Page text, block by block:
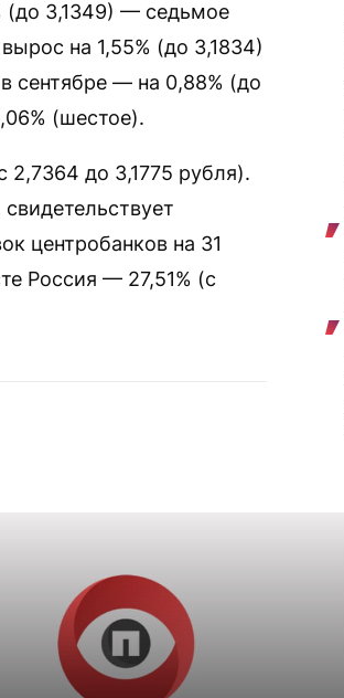
(до 3,1349) — седьмое
на 1,55% (до 3,1834)
сентябре — на 0,88% (до
(шестое).
2,7364 до 3,1775 рубля).
центробанков на 31
Россия — 27,51% (с